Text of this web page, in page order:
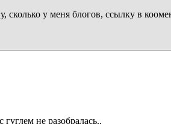
сколько у меня блогов, ссылку в
не разобралась..